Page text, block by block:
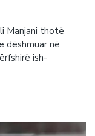
Manjani thotë
dëshmuar në
ish-